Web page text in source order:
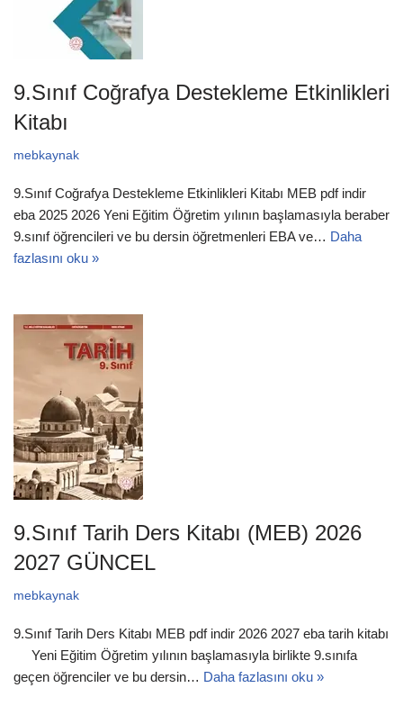
9.Sınıf Coğrafya Destekleme Etkinlikleri
Kitabı
mebkaynak
9.Sınıf Coğrafya Destekleme Etkinlikleri Kitabı MEB pdf indir
eba 2025 2026 Yeni Eğitim Öğretim yılının başlamasıyla beraber
9.sınıf öğrencileri ve bu dersin öğretmenleri EBA ve… Daha
fazlasını oku »
9.Sınıf Tarih Ders Kitabı (MEB) 2026
2027 GÜNCEL
mebkaynak
9.Sınıf Tarih Ders Kitabı MEB pdf indir 2026 2027 eba tarih kitabı
Yeni Eğitim Öğretim yılının başlamasıyla birlikte 9.sınıfa
geçen öğrenciler ve bu dersin… Daha fazlasını oku »